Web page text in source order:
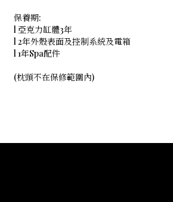
保養期:
l 亞克力缸體3年
l 2年外殼表面及控制系統及電箱
l 1年Spa配件
(枕頭不在保修範圍內)